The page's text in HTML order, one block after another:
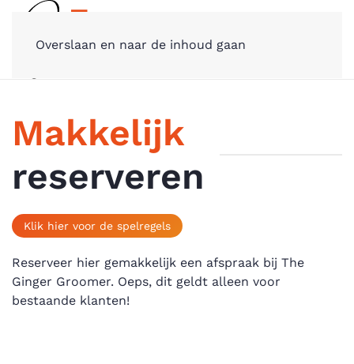
Overslaan en naar de inhoud gaan
Makkelijk
reserveren
Klik hier voor de spelregels
Reserveer hier gemakkelijk een afspraak bij The
Ginger Groomer. Oeps, dit geldt alleen voor
bestaande klanten!